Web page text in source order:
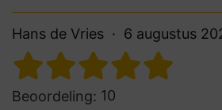
Hans de Vries 6 augustus
Beoordeling: 10